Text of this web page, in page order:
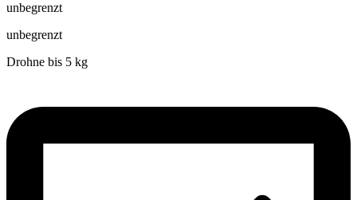
unbegrenzt
unbegrenzt
Drohne bis 5 kg